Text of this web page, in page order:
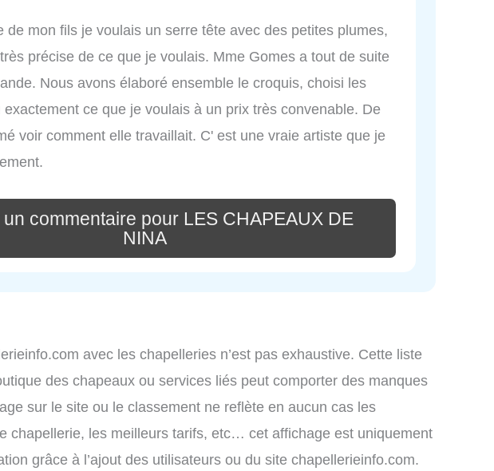
de mon fils je voulais un serre tête avec des petites plumes,
précise de ce que je voulais. Mme Gomes a tout de suite
Nous avons élaboré ensemble le croquis, choisi les
exactement ce que je voulais à un prix très convenable. De
voir comment elle travaillait. C' est une vraie artiste que je
commentaire pour LES CHAPEAUX DE
NINA
avec les chapelleries n’est pas exhaustive. Cette liste
des chapeaux ou services liés peut comporter des manques
sur le site ou le classement ne reflète en aucun cas les
chapellerie, les meilleurs tarifs, etc… cet affichage est uniquement
grâce à l’ajout des utilisateurs ou du site chapellerieinfo.com.